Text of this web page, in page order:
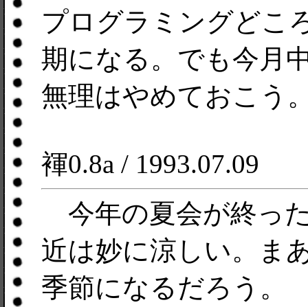
プログラミングどこ
期になる。でも今月
無理はやめておこう
褌0.8a / 1993.07.09
今年の夏会が終っ
近は妙に涼しい。ま
季節になるだろう。